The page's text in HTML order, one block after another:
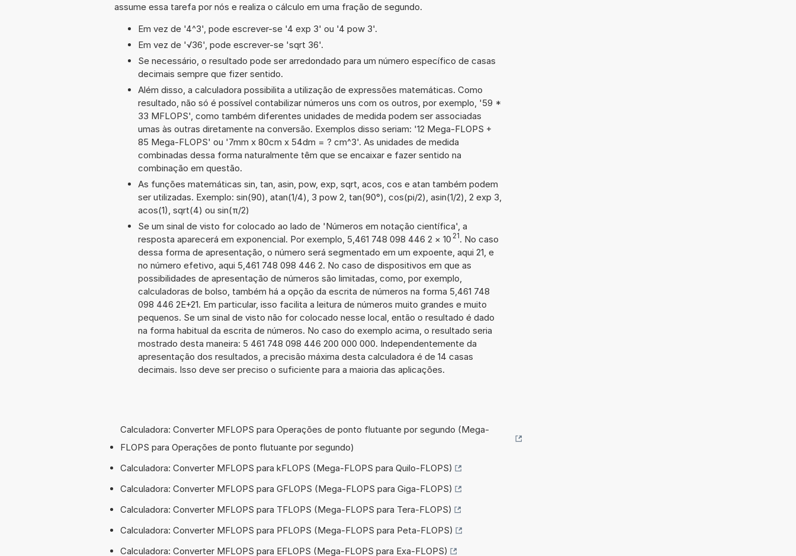
assume essa tarefa por nós e realiza o cálculo em uma fração de segundo.
Em vez de '4^3', pode escrever-se '4 exp 3' ou '4 pow 3'.
Em vez de '√36', pode escrever-se 'sqrt 36'.
Se necessário, o resultado pode ser arredondado para um número específico de casas
decimais sempre que fizer sentido.
Além disso, a calculadora possibilita a utilização de expressões matemáticas. Como
resultado, não só é possível contabilizar números uns com os outros, por exemplo, '59 *
33 MFLOPS', como também diferentes unidades de medida podem ser associadas
umas às outras diretamente na conversão. Exemplos disso seriam: '12 Mega-FLOPS +
85 Mega-FLOPS' ou '7mm x 80cm x 54dm = ? cm^3'. As unidades de medida
combinadas dessa forma naturalmente têm que se encaixar e fazer sentido na
combinação em questão.
As funções matemáticas sin, tan, asin, pow, exp, sqrt, acos, cos e atan também podem
ser utilizadas. Exemplo: sin(90), atan(1/4), 3 pow 2, tan(90°), cos(pi/2), asin(1/2), 2 exp 3,
acos(1), sqrt(4) ou sin(π/2)
Se um sinal de visto for colocado ao lado de 'Números em notação científica', a
resposta aparecerá em exponencial. Por exemplo, 5,461 748 098 446 2 × 10 21. No caso
dessa forma de apresentação, o número será segmentado em um expoente, aqui 21, e
no número efetivo, aqui 5,461 748 098 446 2. No caso de dispositivos em que as
possibilidades de apresentação de números são limitadas, como, por exemplo,
calculadoras de bolso, também há a opção da escrita de números na forma 5,461 748
098 446 2E+21. Em particular, isso facilita a leitura de números muito grandes e muito
pequenos. Se um sinal de visto não for colocado nesse local, então o resultado é dado
na forma habitual da escrita de números. No caso do exemplo acima, o resultado seria
mostrado desta maneira: 5 461 748 098 446 200 000 000. Independentemente da
apresentação dos resultados, a precisão máxima desta calculadora é de 14 casas
decimais. Isso deve ser preciso o suficiente para a maioria das aplicações.
Calculadora: Converter MFLOPS para Operações de ponto flutuante por segundo (Mega-
FLOPS para Operações de ponto flutuante por segundo)
Calculadora: Converter MFLOPS para kFLOPS (Mega-FLOPS para Quilo-FLOPS)
Calculadora: Converter MFLOPS para GFLOPS (Mega-FLOPS para Giga-FLOPS)
Calculadora: Converter MFLOPS para TFLOPS (Mega-FLOPS para Tera-FLOPS)
Calculadora: Converter MFLOPS para PFLOPS (Mega-FLOPS para Peta-FLOPS)
Calculadora: Converter MFLOPS para EFLOPS (Mega-FLOPS para Exa-FLOPS)